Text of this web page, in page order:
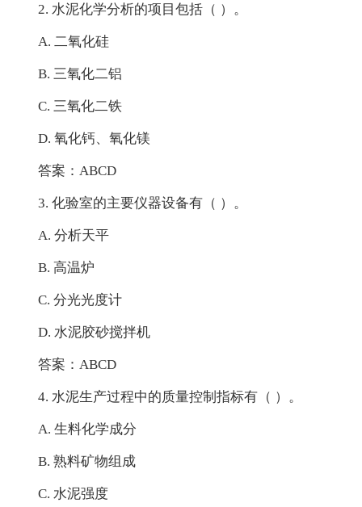
2. 水泥化学分析的项目包括（ ）。
A. 二氧化硅
B. 三氧化二铝
C. 三氧化二铁
D. 氧化钙、氧化镁
答案：ABCD
3. 化验室的主要仪器设备有（ ）。
A. 分析天平
B. 高温炉
C. 分光光度计
D. 水泥胶砂搅拌机
答案：ABCD
4. 水泥生产过程中的质量控制指标有（ ）。
A. 生料化学成分
B. 熟料矿物组成
C. 水泥强度